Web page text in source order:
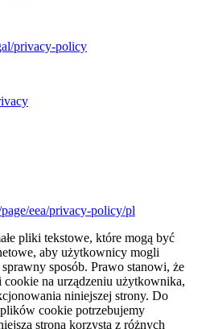
privacy-policy
eea/privacy-policy/pl
pliki tekstowe, które mogą być
aby użytkownicy mogli
sposób. Prawo stanowi, że
na urządzeniu użytkownika,
niniejszej strony. Do
cookie potrzebujemy
strona korzysta z różnych